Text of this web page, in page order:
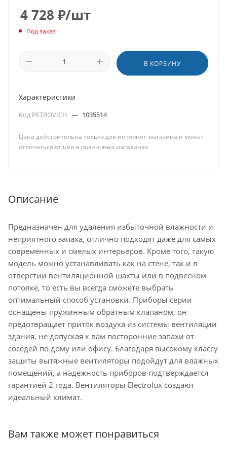
4 728 ₽/шт
Под заказ
В КОРЗИНУ
Характеристики
Код PETROVICH — 1035514
Цена действительна только для интернет-магазина и может
отличаться от цен в розничных магазинах
Описание
Предназначен для удаления избыточной влажности и
неприятного запаха, отлично подходят даже для самых
современных и смелых интерьеров. Кроме того, такую
модель можно устанавливать как на стене, так и в
отверстии вентиляционной шахты или в подвесном
потолке, то есть вы всегда сможете выбрать
оптимальный способ установки. Приборы серии
оснащены пружинным обратным клапаном, он
предотвращает приток воздуха из системы вентиляции
здания, не допуская к вам посторонние запахи от
соседей по дому или офису. Благодаря высокому классу
защиты вытяжные вентиляторы подойдут для влажных
помещений, а надежность приборов подтверждается
гарантией 2 года. Вентиляторы Electrolux создают
идеальный климат.
Вам также может понравиться